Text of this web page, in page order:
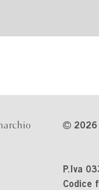
2026
P.Iva
Codice